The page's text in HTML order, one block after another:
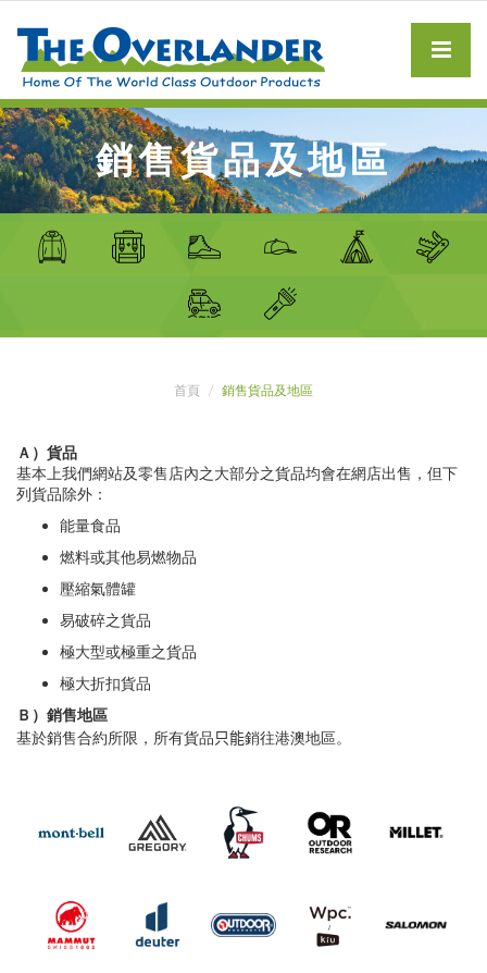
銷售貨品及地區
首頁 銷售貨品及地區
Ａ）貨品
基本上我們網站及零售店內之大部分之貨品均會在網店出售，但下
列貨品除外：
能量食品
燃料或其他易燃物品
壓縮氣體罐
易破碎之貨品
極大型或極重之貨品
極大折扣貨品
Ｂ）銷售地區
基於銷售合約所限，所有貨品 只能銷往港澳地區。